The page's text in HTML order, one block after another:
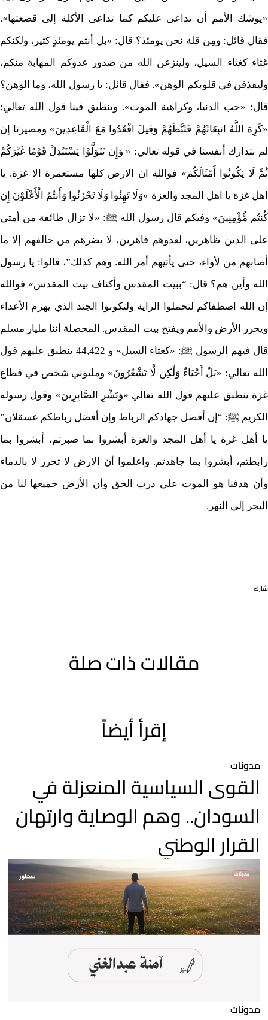
«يوشك الأمم أن تداعى عليكم كما تداعى الأكلة إلى قصعتها».
فقال قائل: ومِن قلة نحن يومئذ؟ قال: «بل أنتم يومئذٍ كثير، ولكنكم
غثاء كغثاء السيل، ولينزعن الله من صدور عدوكم المهابة منكم،
وليقذفن في قلوبكم الوهن». فقال قائل: يا رسول الله، وما الوهن؟
قال: «حب الدنيا، وكراهية الموت». وينطبق فينا قول الله تعالي:
«كَرِهَ اللَّهُ انبِعَاثَهُمْ فَثَبَّطَهُمْ وَقِيلَ اقْعُدُوا مَعَ الْقَاعِدِينَ» ومصيرنا إن
لم نتدارك أنفسنا في قوله تعالي: « وَإِن تَتَوَلَّوْا يَسْتَبْدِلْ قَوْمًا غَيْرَكُمْ
ثُمَّ لَا يَكُونُوا أَمْثَالَكُم» فوالله ان الارض كلها مستعمرة الا غزة. يا
اهل غزة يا اهل المجد والعزة «وَلَا تَهِنُوا وَلَا تَحْزَنُوا وَأَنتُمُ الْأَعْلَوْنَ إِن
كُنتُم مُّؤْمِنِينَ» وفيكم قال رسول الله ﷺ: «لا تزال طائفة من أمتي
على الدين ظاهرين، لعدوهم قاهرين، لا يضرهم من خالفهم إلا ما
أصابهم من لأواء، حتى يأتيهم أمر الله. وهم كذلك”، قالوا: يا رسول
الله وأين هم؟ قال: “ببيت المقدس وأكناف بيت المقدس» فوالله
إن الله اصطفاكم لتحملوا الراية ولتكونوا الجند الذي يهزم الأعداء
ويحرر الأرض والأمم ويفتح بيت المقدس. المحصلة أننا مليار مسلم
قال فيهم الرسول ﷺ: «كغثاء السيل» و 44,422 ينطبق عليهم قول
الله تعالي: «بَلْ أَحْيَاءٌ وَلَٰكِن لَّا تَشْعُرُونَ» ومليوني شخص في قطاع
غزة ينطبق عليهم قول الله تعالي «وَبَشِّرِ الصَّابِرِينَ» وقول رسوله
الكريم ﷺ: “إن أفضل جهادكم الرباط وإن أفضل رباطكم عسقلان”
يا أهل غزة يا أهل المجد والعزة أبشروا بما صبرتم، أبشروا بما
رابطتم، أبشروا بما جاهدتم. واعلموا أن الارض لا تحرر لا بالدماء
وأن هدفنا هو الموت علي درب الحق وأن الأرض جميعها لنا من
البحر إلي النهر.
شارك
مقالات ذات صلة
إقرأ أيضاً
مدونات
القوى السياسية المنعزلة في
السودان.. وهم الوصاية وارتهان
القرار الوطني
مدونات